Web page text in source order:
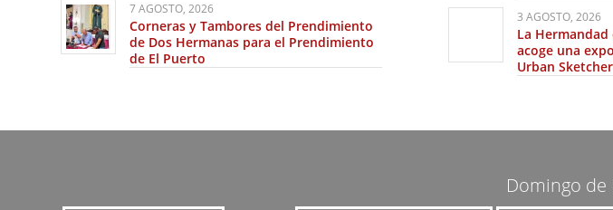
7 AGOSTO, 2026
Corneras y Tambores del Prendimiento
de Dos Hermanas para el Prendimiento
de El Puerto
3 AGOSTO, 2026
La
acoge una
Urban
Domingo de